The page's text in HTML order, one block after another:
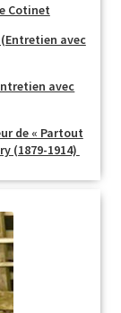
Cotinet
avec
avec
de « Partout
(1879-1914)